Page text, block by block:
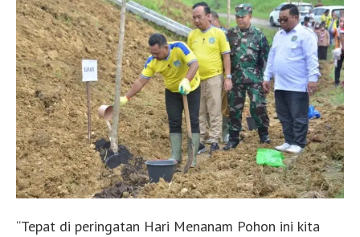
“Tepat di peringatan Hari Menanam Pohon ini kita